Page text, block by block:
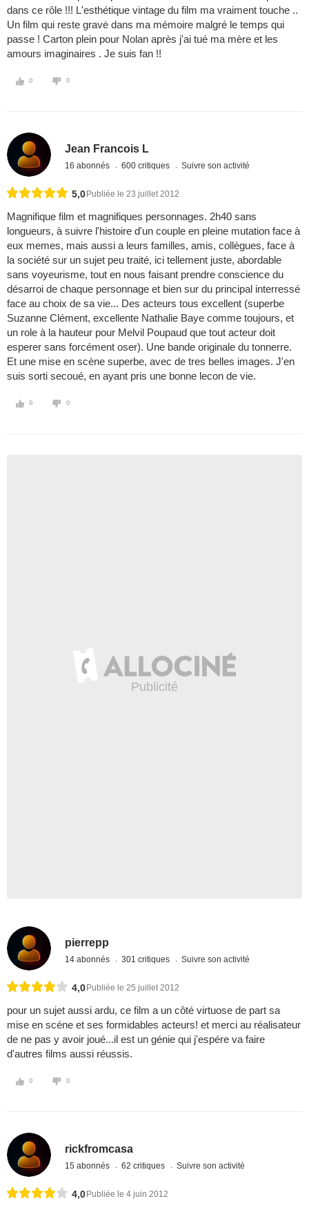
dans ce rôle !!! L'esthétique vintage du film ma vraiment touche ..
Un film qui reste gravė dans ma mémoire malgré le temps qui
passe ! Carton plein pour Nolan après j'ai tué ma mère et les
amours imaginaires . Je suis fan !!
0 0
Jean Francois L
16 abonnés 600 critiques Suivre son activité
5,0 Publiée le 23 juillet 2012
Magnifique film et magnifiques personnages. 2h40 sans
longueurs, à suivre l'histoire d'un couple en pleine mutation face à
eux memes, mais aussi a leurs familles, amis, collègues, face à
la société sur un sujet peu traité, ici tellement juste, abordable
sans voyeurisme, tout en nous faisant prendre conscience du
désarroi de chaque personnage et bien sur du principal interressé
face au choix de sa vie... Des acteurs tous excellent (superbe
Suzanne Clément, excellente Nathalie Baye comme toujours, et
un role à la hauteur pour Melvil Poupaud que tout acteur doit
esperer sans forcément oser). Une bande originale du tonnerre.
Et une mise en scène superbe, avec de tres belles images. J'en
suis sorti secoué, en ayant pris une bonne lecon de vie.
0 0
pierrepp
14 abonnés 301 critiques Suivre son activité
4,0 Publiée le 25 juillet 2012
pour un sujet aussi ardu, ce film a un côté virtuose de part sa
mise en scéne et ses formidables acteurs! et merci au réalisateur
de ne pas y avoir joué...il est un génie qui j'espére va faire
d'autres films aussi réussis.
0 0
rickfromcasa
15 abonnés 62 critiques Suivre son activité
4,0 Publiée le 4 juin 2012